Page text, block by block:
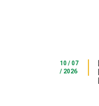
10 / 07
/ 2026